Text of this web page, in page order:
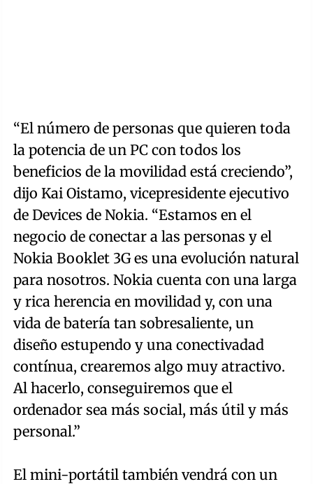
“El número de personas que quieren toda
la potencia de un PC con todos los
beneficios de la movilidad está creciendo”,
dijo Kai Oistamo, vicepresidente ejecutivo
de Devices de Nokia. “Estamos en el
negocio de conectar a las personas y el
Nokia Booklet 3G es una evolución natural
para nosotros. Nokia cuenta con una larga
y rica herencia en movilidad y, con una
vida de batería tan sobresaliente, un
diseño estupendo y una conectivadad
contínua, crearemos algo muy atractivo.
Al hacerlo, conseguiremos que el
ordenador sea más social, más útil y más
personal.”
El mini-portátil también vendrá con un